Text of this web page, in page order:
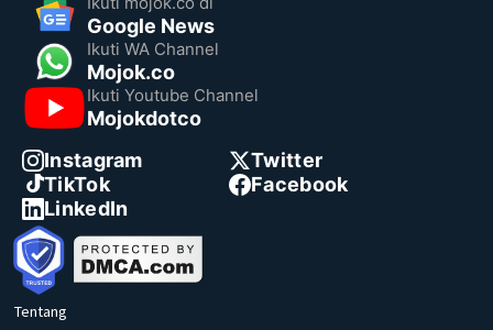
Google News
Ikuti WA Channel
Mojok.co
Ikuti Youtube Channel
Mojokdotco
Instagram
Twitter
TikTok
Facebook
LinkedIn
Tentang